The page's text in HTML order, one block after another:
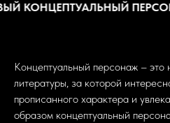
БРАВЫЙ
Концептуальный персонаж – это
литературы, за которой
прописанного характера и
образом концептуальный